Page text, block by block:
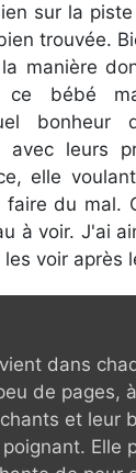
sur la
trouvée.
manière
bébé
bonheur
avec leurs
elle
du mal.
à voir. J'ai
voir après
dans
de pages,
et leur
Elle